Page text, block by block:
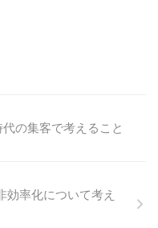
の集客で考えること
効率化について考え